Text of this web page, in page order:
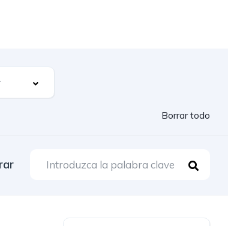
Borrar todo